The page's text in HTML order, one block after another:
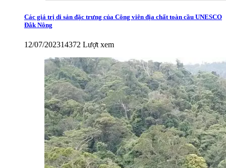
Các giá trị di sản đặc trưng của Công viên địa chất toàn cầu UNESCO
Đắk Nông
12/07/202314372 Lượt xem